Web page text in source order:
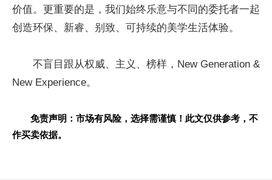
价值。更重要的是，我们始终乐意与不同的委托者一起
创造环保、新睿、别致、可持续的美学生活体验。
不盲目跟从权威、主义、榜样，New Generation &
New Experience。
免责声明：市场有风险，选择需谨慎！此文仅供参考，不
作买卖依据。